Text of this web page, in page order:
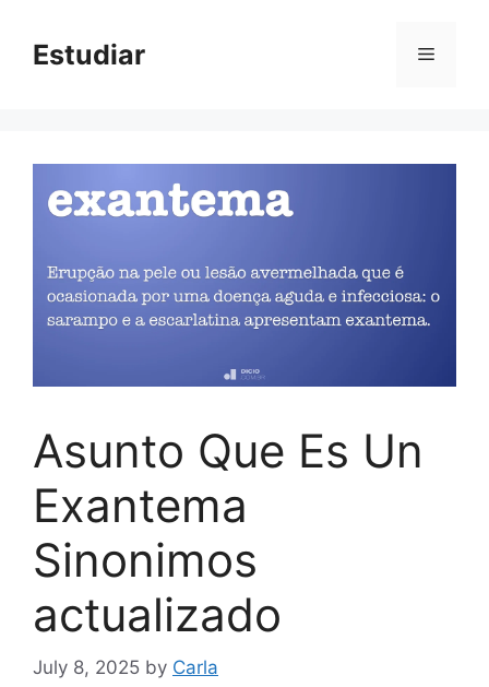
contentEstudiar Menu
Asunto Que Es Un
Exantema
Sinonimos
actualizado
July 8, 2025 by Carla